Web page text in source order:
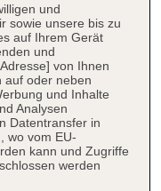
zahlbar vor Ort
und
sowie unsere bis zu
auf Ihrem Gerät
und
von Ihnen
auf oder neben
und Inhalte
Analysen
Datentransfer in
wo vom EU-
kann und Zugriffe
werden